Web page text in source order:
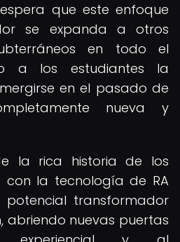
que este enfoque
se expanda a otros
en todo el
a los estudiantes la
en el pasado de
nueva y
la rica historia de los
con la tecnología de RA
transformador
abriendo nuevas puertas